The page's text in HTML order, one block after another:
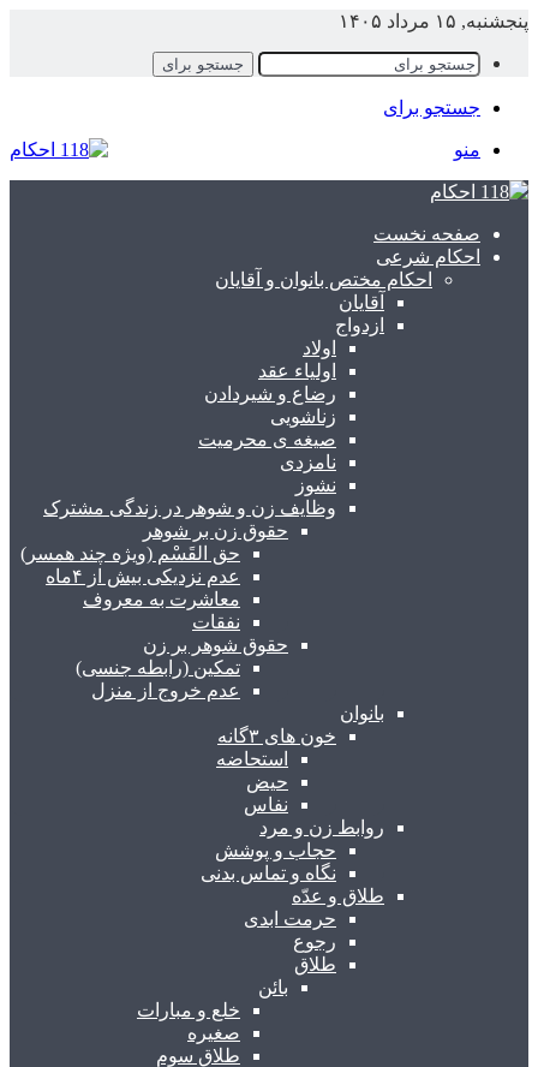
پنجشنبه, ۱۵ مرداد ۱۴۰۵
جستجو برای
جستجو برای
منو
صفحه نخست
احکام شرعی
احکام مختص بانوان و آقایان
آقایان
ازدواج
اولاد
اولیاء عقد
رضاع و شیردادن
زناشویی
صیغه ی محرمیت
نامزدی
نشوز
وظایف زن و شوهر در زندگی مشترک
حقوق زن بر شوهر
حق القَسْم (ویژه چند همسر)
عدم نزدیکی بیش از ۴ماه
معاشرت به معروف
نفقات
حقوق شوهر بر زن
تمکین (رابطه جنسی)
عدم خروج از منزل
بانوان
خون های ۳گانه
استحاضه
حیض
نفاس
روابط زن و مرد
حجاب و پوشش
نگاه و تماس بدنی
طلاق و عدّه
حرمت ابدی
رجوع
طلاق
بائن
خلع و مبارات
صغیره
طلاق سوم